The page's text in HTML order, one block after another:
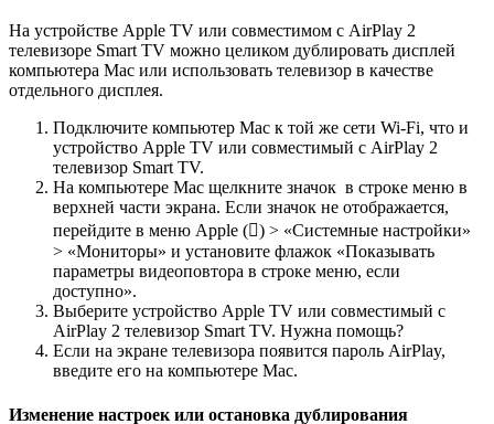
На устройстве Apple TV или совместимом с AirPlay 2
телевизоре Smart TV можно целиком дублировать дисплей
компьютера Mac или использовать телевизор в качестве
отдельного дисплея.
Подключите компьютер Mac к той же сети Wi-Fi, что и
устройство Apple TV или совместимый с AirPlay 2
телевизор Smart TV.
На компьютере Mac щелкните значок в строке меню в
верхней части экрана. Если значок не отображается,
перейдите в меню Apple () > «Системные настройки»
> «Мониторы» и установите флажок «Показывать
параметры видеоповтора в строке меню, если
доступно».
Выберите устройство Apple TV или совместимый с
AirPlay 2 телевизор Smart TV. Нужна помощь?
Если на экране телевизора появится пароль AirPlay,
введите его на компьютере Mac.
Изменение настроек или остановка дублирования